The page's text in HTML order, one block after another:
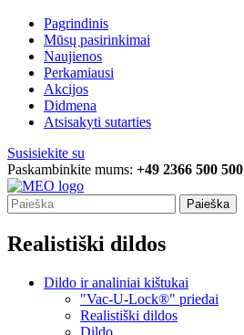
Pagrindinis
Mūsų pasirinkimai
Naujienos
Perkamiausi
Akcijos
Didmena
Atsisakyti sutarties
Susisiekite su
Paskambinkite mums: +49 2366 500 500
Paieška
Realistiški dildos
Dildo ir analiniai kištukai
"Vac-U-Lock®" priedai
Realistiški dildos